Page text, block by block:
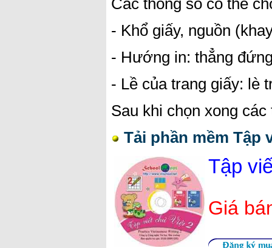
Các thông số có thể
- Khổ giấy, nguồn
- Hướng in: thẳng
- Lề của trang giấy: lè
Sau khi chọn xong
Tải phần mềm Tập
Tập
Giá